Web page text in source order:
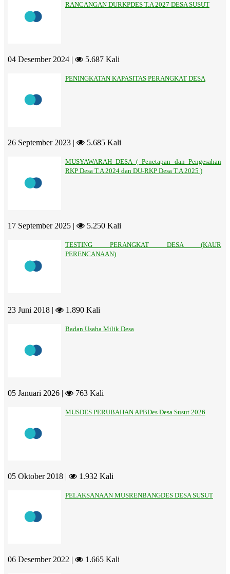
RANCANGAN DURKPDES T.A 2027 DESA SUSUT
04 Desember 2024 | 5.687 Kali
PENINGKATAN KAPASITAS PERANGKAT DESA
26 September 2023 | 5.685 Kali
MUSYAWARAH DESA ( Penetapan dan Pengesahan
RKP Desa T.A 2024 dan DU-RKP Desa T.A 2025 )
17 September 2025 | 5.250 Kali
TESTING PERANGKAT DESA (KAUR
PERENCANAAN)
23 Juni 2018 | 1.890 Kali
Badan Usaha Milik Desa
05 Januari 2026 | 763 Kali
MUSDES PERUBAHAN APBDes Desa Susut 2026
05 Oktober 2018 | 1.932 Kali
PELAKSANAAN MUSRENBANGDES DESA SUSUT
06 Desember 2022 | 1.665 Kali